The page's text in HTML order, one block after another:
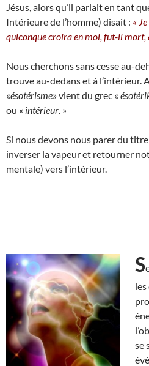
Jésus, alors qu’il parlait en tant
Intérieure de l’homme) disait : «
quiconque croira en moi, fut-il mort,
Nous cherchons sans cesse au-
trouve au-dedans et à l’intérieur.
«ésotérisme» vient du grec «
ou « intérieur . »
Si nous devons nous parer du
inverser la vapeur et retourner
mentale) vers l’intérieur.
S
se